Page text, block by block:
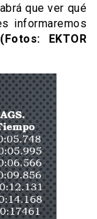
que ver qué
informaremos
EKTOR